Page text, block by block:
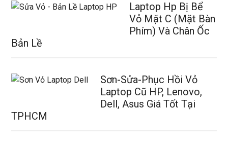
Laptop Hp Bị Bể
Vỏ Mặt C (Mặt Bàn
Phím) Và Chân Ốc
Bản Lề
Sơn-Sửa-Phục Hồi Vỏ
Laptop Cũ HP, Lenovo,
Dell, Asus Giá Tốt Tại
TPHCM